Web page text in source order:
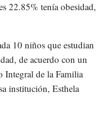
22.85% tenía obesidad,
10 niños que estudian
de acuerdo con un
Integral de la Familia
institución, Esthela